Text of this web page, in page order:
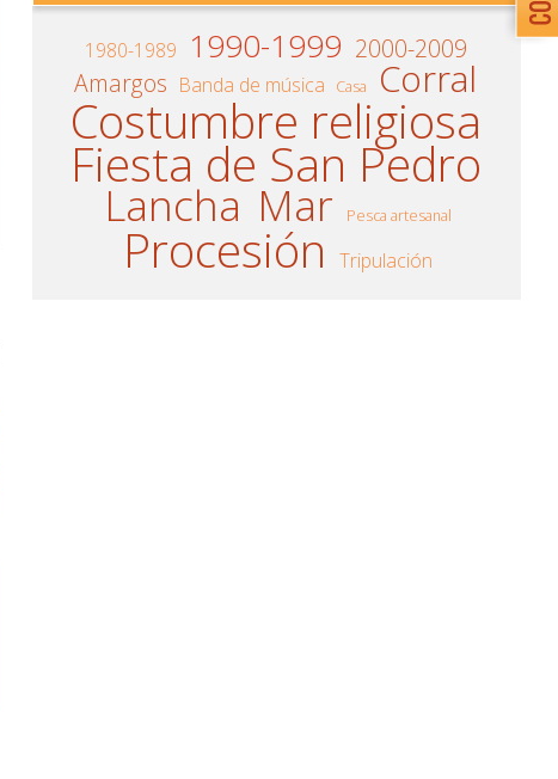
1980-1989 1990-1999 2000-2009
Amargos Banda de música Casa Corral
Costumbre religiosa
Fiesta de San Pedro
Lancha Mar Pesca artesanal
Procesión Tripulación